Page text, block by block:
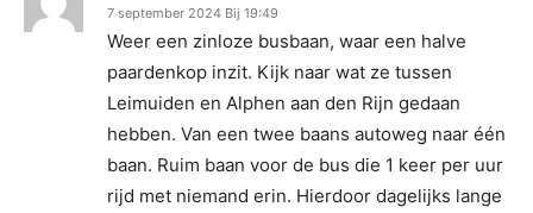
7 september 2024 Bij 19:49
Weer een zinloze busbaan, waar een halve
paardenkop inzit. Kijk naar wat ze tussen
Leimuiden en Alphen aan den Rijn gedaan
hebben. Van een twee baans autoweg naar één
baan. Ruim baan voor de bus die 1 keer per uur
rijd met niemand erin. Hierdoor dagelijks lange